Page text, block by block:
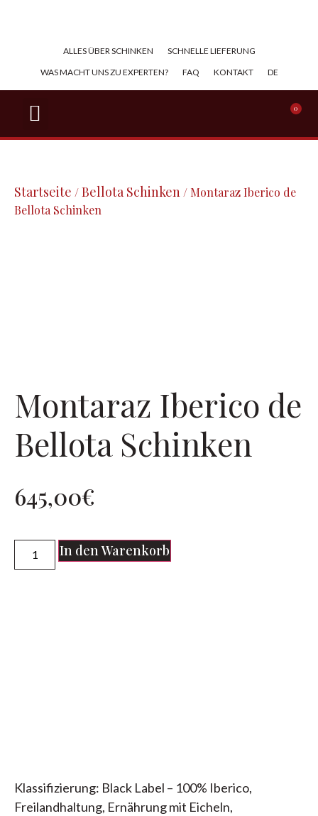
ALLES ÜBER SCHINKEN​
SCHNELLE LIEFERUNG
WAS MACHT UNS ZU EXPERTEN?
FAQ KONTAKT DE
0
Startseite /Bellota Schinken / Montaraz Iberico de
Bellota Schinken
Montaraz Iberico de
Bellota Schinken
645,00€
In den Warenkorb
Klassifizierung: Black Label – 100% Iberico,
Freilandhaltung, Ernährung mit Eicheln,